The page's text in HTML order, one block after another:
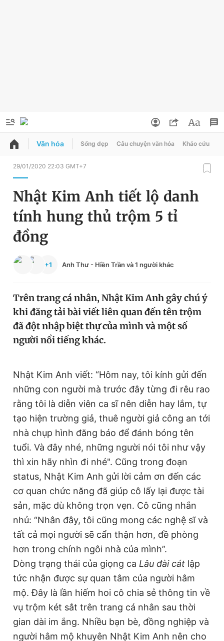
QUẢNG CÁO
Chuyên mục
Chuyên mục khác
Chào ngày mới Tin 24h
Video Magazine
Tiện ích Bạn cần biết
Thông tin tòa soạn Liên hệ quảng cáo
Đọc Thanh Niên trên điện thoại
Theo dõi báo trên
Hotline Liên hệ quảng cáo
0908 780 404
Đặt báo Chính sách bảo
Tổng biên tập: Nguyễn Ngọc Toàn
Phó tổng biên tập thường trực: Hải Thành
Phó tổng biên tập: Lâm Hiếu Dũng
Đổi mật khẩu
Tin đã lưu
Tin đã xem
Văn hóa Sống đẹp Câu chuyện văn hóa Khảo cứu
29/01/2020 22:03 GMT+7
Nhật Kim Anh tiết lộ danh
tính hung thủ trộm 5 tỉ
đồng
+1 Anh Thư - Hiền Trần và 1 người khác
Trên trang cá nhân, Nhật Kim Anh gây chú ý
khi đăng tải bài viết liên quan đến tên trộm
đã đột nhập biệt thự của mình và một số
người nổi tiếng khác.
Nhật Kim Anh viết: “Hôm nay, tôi kính gửi đến
những con người mà trước đây từng đi rêu rao
rằng tôi là diễn viên ca sĩ nên diễn hay lắm, tự
tạo hiện trường giả, thuê người giả công an tới
nhà chụp hình đăng báo để đánh bóng tên
tuổi. Và đây nhé, những người nói tôi như vậy
thì xin hãy nhìn đi nhé". Cũng trong đoạn
status, Nhật Kim Anh gửi lời cảm ơn đến các
cơ quan chức năng đã giúp cô lấy lại được tài
sản, mặc dù không trọn vẹn. Cô cũng nhắn
nhủ: “Nhân đây, tôi cũng mong các nghệ sĩ và
tất cả mọi người sẽ cẩn thận hơn, đề phòng
hơn trong chính ngôi nhà của mình”.
Dòng trạng thái của giọng ca Lâu đài cát lập
tức nhận được sự quan tâm của người hâm
mộ. Đây là lần hiếm hoi cô chia sẻ thông tin về
vụ trộm két sắt trên trang cá nhân sau thời
gian dài im ắng. Nhiều bạn bè, đồng nghiệp và
người hâm mộ khuyên Nhật Kim Anh nên cho